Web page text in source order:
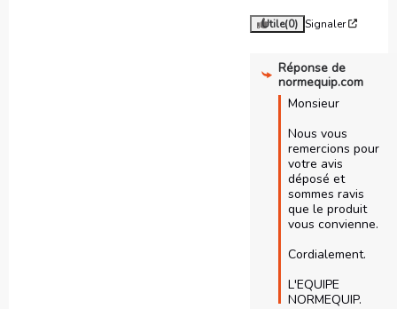
Utile(0) Signaler
Réponse de
normequip.com
Monsieur
Nous vous
remercions pour
votre avis
déposé et
sommes ravis
que le produit
vous convienne.
Cordialement.
L'EQUIPE
NORMEQUIP.